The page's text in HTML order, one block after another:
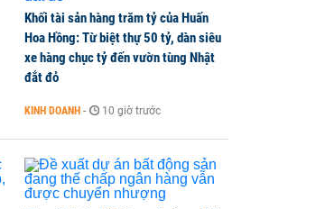
vào thế thống trị của
quyền xã, không trao tiền
Khối tài sản hàng trăm tỷ của Huấn
Hoa Hồng: Từ biệt thự 50 tỷ, dàn siêu
xe hàng chục tỷ đến vườn tùng Nhật
đắt đỏ
KINH DOANH - 10 giờ trước